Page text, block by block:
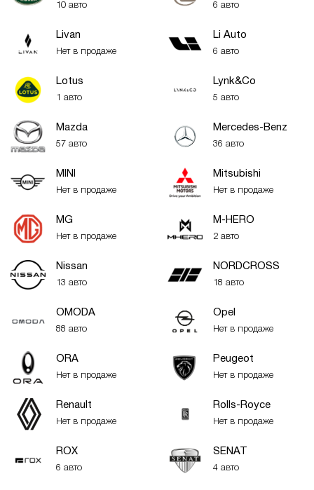
10 авто 6 авто
Livan
Нет в продаже
Li Auto
6 авто
Lotus
1 авто
Lynk&Co
5 авто
Mazda
57 авто
Mercedes-Benz
36 авто
MINI
Нет в продаже
Mitsubishi
Нет в продаже
MG
Нет в продаже
M-HERO
2 авто
Nissan
13 авто
NORDCROSS
18 авто
OMODA
88 авто
Opel
Нет в продаже
ORA
Нет в продаже
Peugeot
Нет в продаже
Renault
Нет в продаже
Rolls-Royce
Нет в продаже
ROX
6 авто
SENAT
4 авто